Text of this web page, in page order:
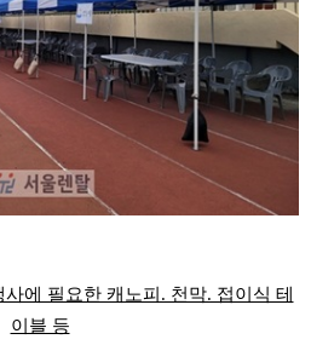
에 필요한 캐노피. 천막. 접이식 테
이블 등